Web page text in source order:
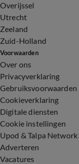
Overijssel
Utrecht
Zeeland
Zuid-Holland
Voorwaarden
Over ons
Privacyverklaring
Gebruiksvoorwaarden
Cookieverklaring
Digitale diensten
Cookie instellingen
Upod & Talpa Network
Adverteren
Vacatures